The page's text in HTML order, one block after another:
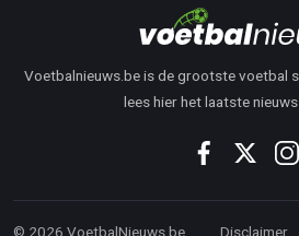
Voetbalnieuws.be is de grootste voetbal
lees hier het laatste
© 2026 VoetbalNieuws.be Disclaimer